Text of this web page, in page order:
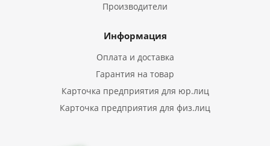
Производители
Информация
Оплата и доставка
Гарантия на товар
Карточка предприятия для юр.лиц
Карточка предприятия для физ.лиц